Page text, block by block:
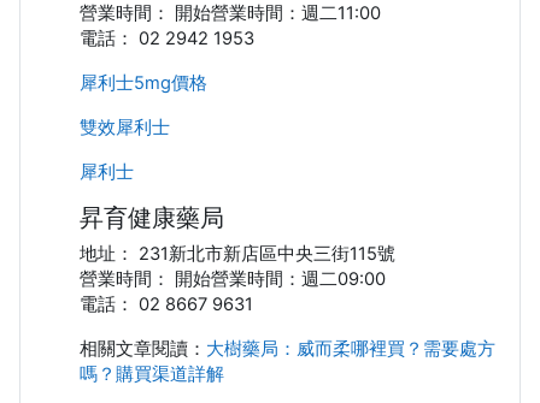
營業時間： 開始營業時間：週二11:00
電話： 02 2942 1953
犀利士5mg價格
雙效犀利士
犀利士
昇育健康藥局
地址： 231新北市新店區中央三街115號
營業時間： 開始營業時間：週二09:00
電話： 02 8667 9631
相關文章閱讀： 大樹藥局：威而柔哪裡買？需要處方
嗎？購買渠道詳解